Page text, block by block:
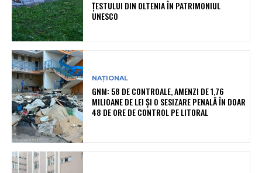
ȚESTULUI DIN OLTENIA ÎN PATRIMONIUL
UNESCO
NAȚIONAL
GNM: 58 DE CONTROALE, AMENZI DE 1,76
MILIOANE DE LEI ȘI O SESIZARE PENALĂ ÎN DOAR
48 DE ORE DE CONTROL PE LITORAL